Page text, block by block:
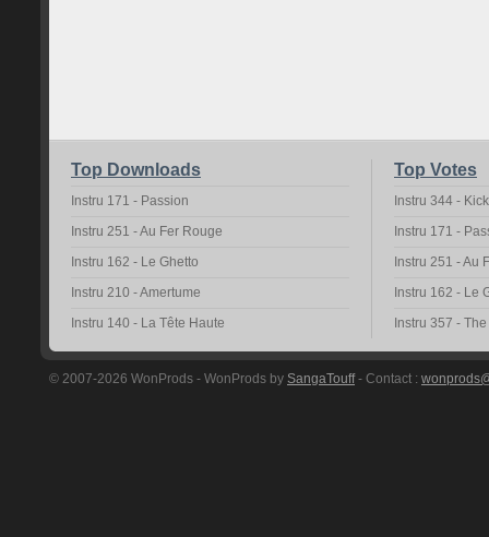
Top Downloads
Instru 171 - Passion
Instru 251 - Au Fer Rouge
Instru 162 - Le Ghetto
Instru 210 - Amertume
Instru 140 - La Tête Haute
Top Votes
Instru 344 -
Instru 171 -
Instru 251 - Au
Instru 162 - Le
Instru 357 -
© 2007-2026 WonProds - WonProds by SangaTouff- Contact :